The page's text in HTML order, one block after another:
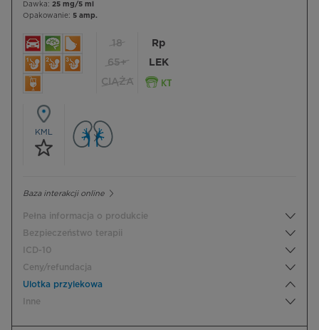
Dawka: 25 mg/5 ml
Opakowanie: 5 amp.
18
65+
CIĄŻA
Rp
LEK
KML
Baza interakcji online
Pełna informacja o produkcie
Bezpieczeństwo terapii
ICD-10
Ceny/refundacja
Ulotka przylekowa
Inne